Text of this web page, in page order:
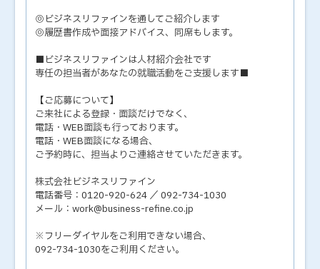
◎ビジネスリファインを通してご紹介します
◎履歴書作成や面接アドバイス、同席もします。
■ビジネスリファインは人材紹介会社です
専任の担当者があなたの就職活動をご支援します■
【ご応募について】
ご来社による登録・面談だけでなく、
電話・WEB面談も行っております。
電話・WEB面談になる場合、
ご予約時に、担当よりご連絡させていただきます。
株式会社ビジネスリファイン
電話番号：0120-920-624 ／ 092-734-1030
メール：work@business-refine.co.jp
※フリーダイヤルをご利用できない場合、
092-734-1030をご利用ください。